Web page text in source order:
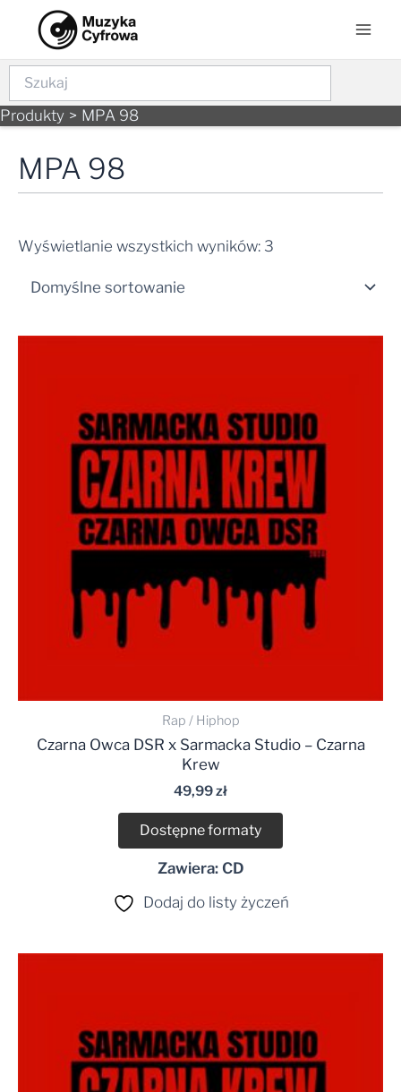
content
Szukaj
Produkty MPA 98
MPA 98
Wyświetlanie wszystkich wyników: 3
Rap / Hiphop
Czarna Owca DSR x Sarmacka Studio – Czarna
Krew
49,99zł
Dostępne formaty
Zawiera: CD
Dodaj do listy życzeń